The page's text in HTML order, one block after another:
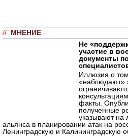
// МНЕНИЕ
Не
участие в
документы
Иллюзия о
«наблюдают»
факты.
полученные
указывают на
альянса в планировании атак на
Ленинградскую и Калининградскую